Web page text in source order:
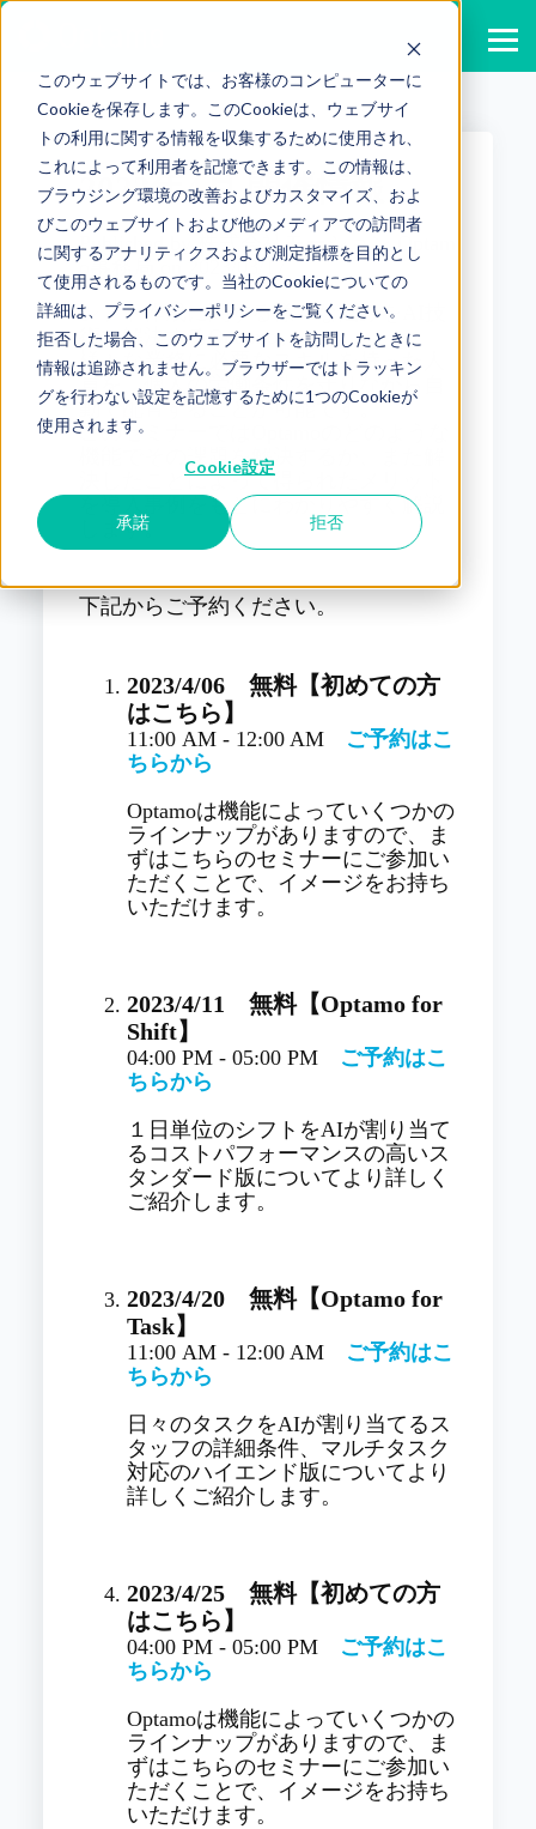
このウェブサイトでは、お客様のコンピューターに
Cookieを保存します。このCookieは、ウェブサイ
トの利用に関する情報を収集するために使用され、
これによって利用者を記憶できます。この情報は、
ブラウジング環境の改善およびカスタマイズ、およ
びこのウェブサイトおよび他のメディアでの訪問者
に関するアナリティクスおよび測定指標を目的とし
て使用されるものです。当社のCookieについての
詳細は、プライバシーポリシーをご覧ください。
拒否した場合、このウェブサイトを訪問したときに
情報は追跡されません。ブラウザーではトラッキン
グを行わない設定を記憶するために1つのCookieが
使用されます。
Cookie設定
承諾 拒否
2023年4月 開催情報
Published by株式会社モーション Optam
o事務局on 2023/03/17
シフト作成に関する様々な悩みをAI技
術で解決するOptamo。
様々な業務に必要なスキルを持った人
員を、個人の労働条件を守りながら自
動で配置することが可能です。
このセミナーではOptamoのどのような
機能でその課題を解決するか、また解
決したことによって得られたメリット
を導入事例をもとにわかりやすく解説
します。
下記からご予約ください。
2023/4/06 無料【初めての方
はこちら】
11:00 AM - 12:00 AM
ご予約はこ
ちらから
Optamoは機能によっていくつかの
ラインナップがありますので、ま
ずはこちらのセミナーにご参加い
ただくことで、イメージをお持ち
いただけます。
2023/4/11 無料【Optamo for
Shift】
04:00 PM - 05:00 PM
ご予約はこ
ちらから
１日単位のシフトをAIが割り当て
るコストパフォーマンスの高いス
タンダード版についてより詳しく
ご紹介します。
2023/4/20 無料【Optamo for
Task】
11:00 AM - 12:00 AM
ご予約はこ
ちらから
日々のタスクをAIが割り当てるス
タッフの詳細条件、マルチタスク
対応のハイエンド版についてより
詳しくご紹介します。
2023/4/25無料【初めての方
はこちら】
04:00 PM - 05:00 PM
ご予約はこ
ちらから
Optamoは機能によっていくつかの
ラインナップがありますので、ま
ずはこちらのセミナーにご参加い
ただくことで、イメージをお持ち
いただけます。